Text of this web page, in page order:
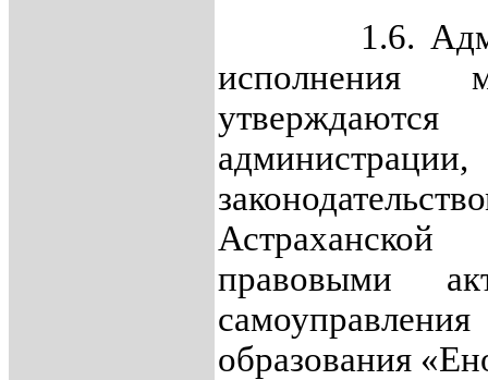
1.6.
исполнения
правовыми
образования